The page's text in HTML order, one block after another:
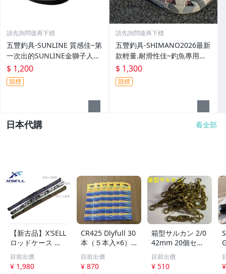
請先詢問後再下標
五豐釣具-SUNLINE 質感佳~第
一次出的SUNLINE金獅子人字
夾腳拖鞋SUS-401特價1200元
$ 1,200
競標
請先詢問後再下標
五豐釣具-SHIMANO2026最新
款輕量.耐滑性佳~釣魚專用布
希涼鞋 FS-091I特價1300元
$ 1,300
競標
日本代購 看全部
【新古品】X'SELL
ロッドケース 釣
り竿ケース 迷彩
柄 140cm
目前出價
¥ 1,980
CR425 Dlyfull 30
本（５本入×6）
電気ウキ用 竿先
ライト 穂先ライ
ト用 2026年5月
目前出價
¥ 870
箱型サルカン 2/0
42mm 20個セッ
ト ＜送料無料＞
目前出價
¥ 510